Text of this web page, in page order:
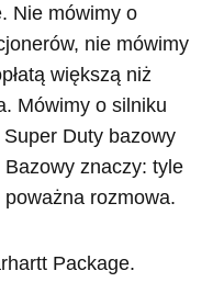
Nie mówimy o
nie mówimy
większą niż
Mówimy o silniku
Duty bazowy
Bazowy znaczy: tyle
poważna rozmowa.